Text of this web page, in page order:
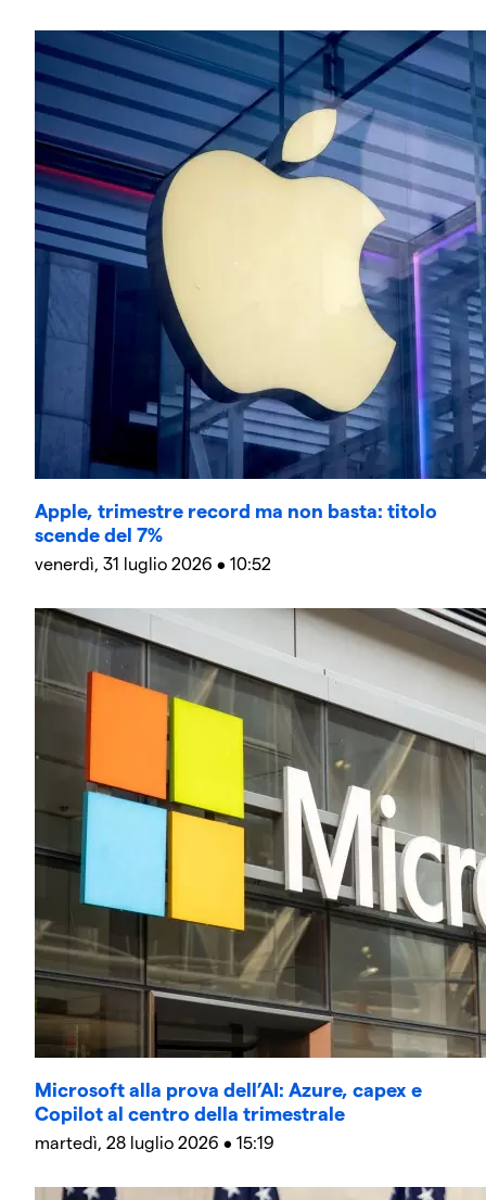
Apple, trimestre record ma non basta: titolo
scende del 7%
venerdì, 31 luglio 2026 • 10:52
Microsoft alla prova dell’AI: Azure, capex e
Copilot al centro della trimestrale
martedì, 28 luglio 2026 • 15:19